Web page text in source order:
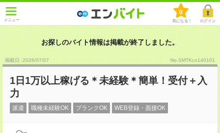
メニュー
0
気になる！ ログイン
お探しのバイト情報は掲載が終了しました。
掲載日 :2026/07/07 No.SMTKco140101
1日1万以上稼げる＊未経験＊簡単！受付＋入
力
派遣 職種未経験OK ブランクOK WEB登録・面接OK